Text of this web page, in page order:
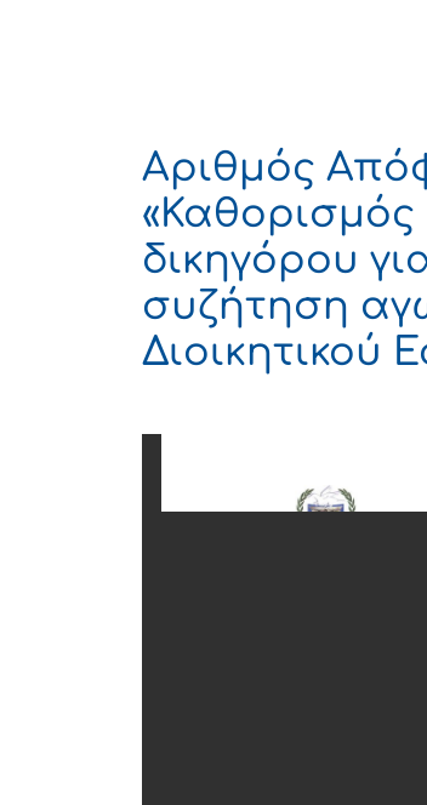
Αριθμός
δικηγόρου
συζήτηση
Διοικητικού